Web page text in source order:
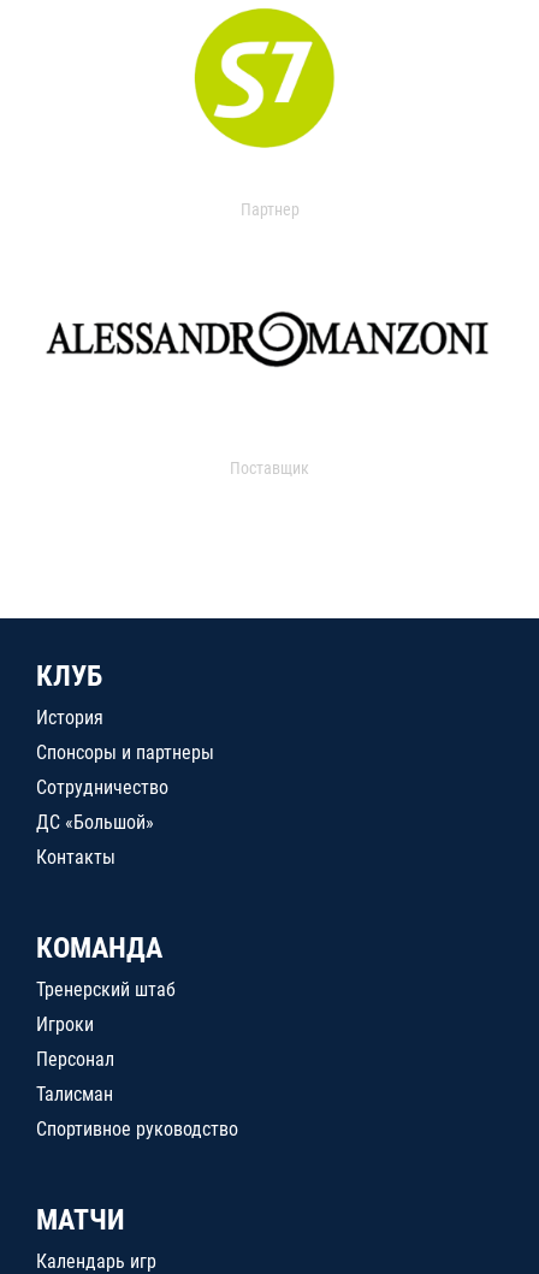
Партнер
Поставщик
КЛУБ
История
Спонсоры и партнеры
Сотрудничество
ДС «Большой»
Контакты
КОМАНДА
Тренерский штаб
Игроки
Персонал
Талисман
Спортивное руководство
МАТЧИ
Календарь игр